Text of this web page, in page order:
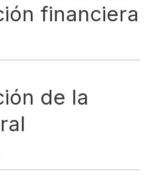
financiera
de la